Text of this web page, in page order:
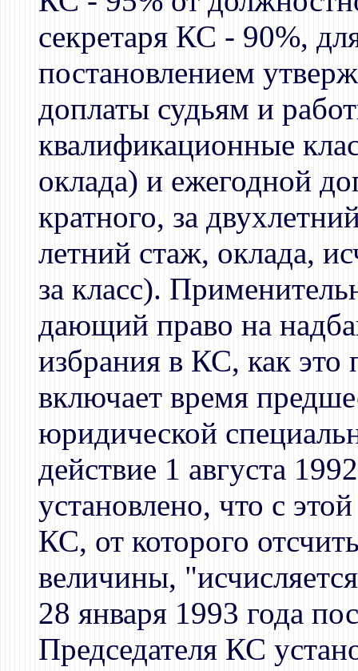
секретаря КС - 90%,
постановлением
доплаты судьям и
квалификационные
оклада) и ежегодной
кратного, за
летний стаж, оклада,
за класс).
дающий право на
избрания в КС, как это
включает время
юридической
действие 1 августа
установлено, что с
КС, от которого
величины,
28 января 1993 года
Председателя КС